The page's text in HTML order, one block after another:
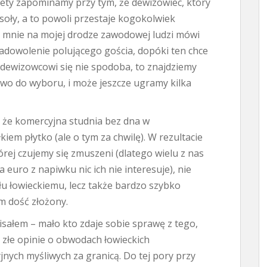
a to powoli przestaje kogokolwiek
na mojej drodze zawodowej ludzi mówi
polującego gościa, dopóki ten chce
się nie spodoba, to znajdziemy
do wyboru, i może jeszcze ugramy kilka
komercyjna studnia bez dna w
płytko (ale o tym za chwilę). W rezultacie
czujemy się zmuszeni (dlatego wielu z nas
euro z napiwku nic ich nie interesuje), nie
łowieckiemu, lecz także bardzo szybko
dość złożony.
– mało kto zdaje sobie sprawę z tego,
opinie o obwodach łowieckich
myśliwych za granicą. Do tej pory przy